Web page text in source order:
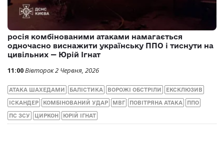
росія комбінованими атаками намагається
одночасно виснажити українську ППО і тиснути на
цивільних — Юрій Ігнат
11:00Вівторок 2 Червня, 2026
АТАКА ШАХЕДАМИ БАЛІСТИКА ВОРОЖІ ОБСТРІЛИ ЕКСКЛЮЗИВ
ІСКАНДЕР КОМБІНОВАНИЙ УДАР МВГ ПОВІТРЯНА АТАКА ППО
ПС ЗСУ ЦИРКОН ЮРІЙ ІГНАТ